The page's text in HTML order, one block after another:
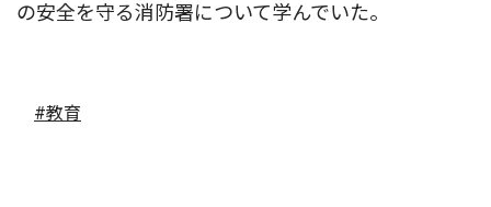
の安全を守る消防署について学んでいた。
#教育